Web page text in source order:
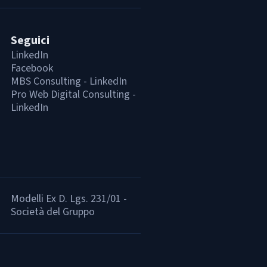
Seguici
LinkedIn
Facebook
MBS Consulting - LinkedIn
Pro Web Digital Consulting -
LinkedIn
Modelli Ex D. Lgs. 231/01 -
Società del Gruppo